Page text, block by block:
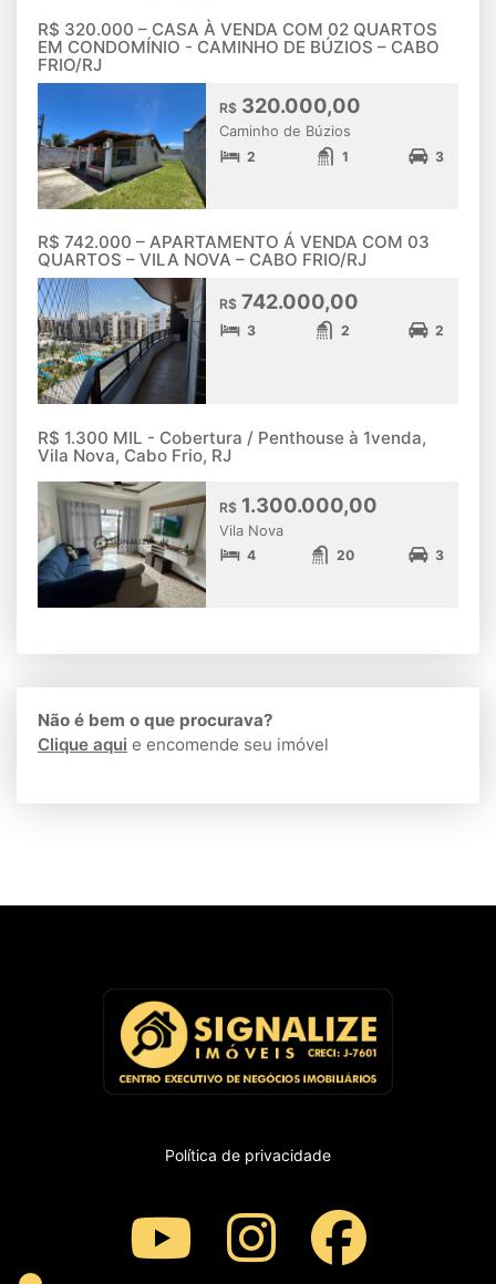
R$ 320.000 – CASA À VENDA COM 02 QUARTOS
EM CONDOMÍNIO - CAMINHO DE BÚZIOS – CABO
FRIO/RJ
R$ 320.000,00
Caminho de Búzios
2 1 3
R$ 742.000 – APARTAMENTO Á VENDA COM 03
QUARTOS – VILA NOVA – CABO FRIO/RJ
R$ 742.000,00
3 2 2
R$ 1.300 MIL - Cobertura / Penthouse à 1venda,
Vila Nova, Cabo Frio, RJ
R$ 1.300.000,00
Vila Nova
4 20 3
Não é bem o que procurava?
Clique aqui e encomende seu imóvel
Política de privacidade